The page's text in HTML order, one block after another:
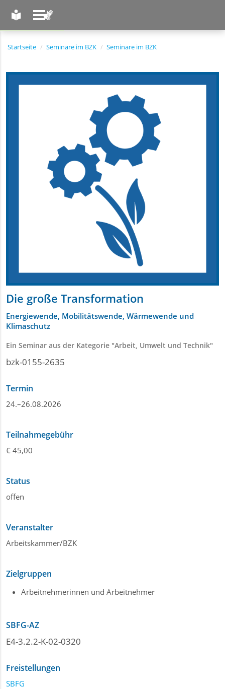
Startseite Seminare im BZK Seminare im BZK
Die große Transformation
Energiewende, Mobilitätswende, Wärmewende und
Klimaschutz
Ein Seminar aus der Kategorie "Arbeit, Umwelt und Technik"
bzk-0155-2635
Termin
24.–26.08.2026
Teilnahmegebühr
€ 45,00
Status
offen
Veranstalter
Arbeitskammer/BZK
Zielgruppen
Arbeitnehmerinnen und Arbeitnehmer
SBFG-AZ
E4-3.2.2-K-02-0320
Freistellungen
SBFG